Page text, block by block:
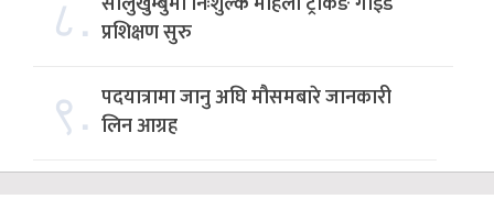
८. प्रशिक्षण सुरु
९. पदयात्रामा जानु अघि मौसमबारे जानकारी
लिन आग्रह